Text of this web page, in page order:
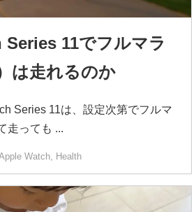
11でフルマラ
は走れるのか
Series 11は、設定次第でフルマ
走っても ...
Watch, Health